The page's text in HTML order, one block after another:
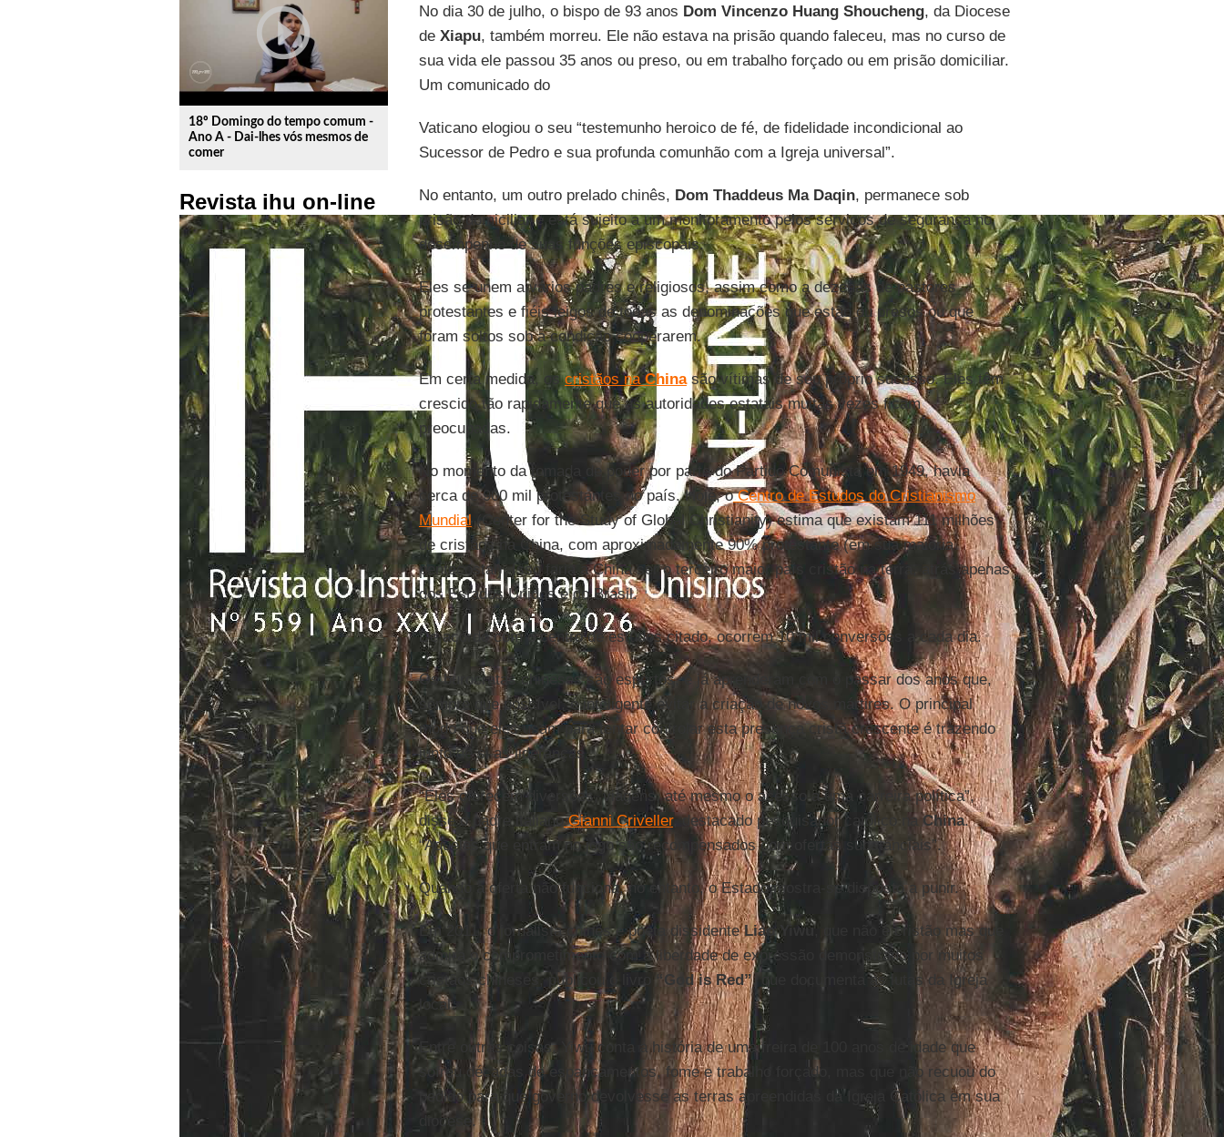
play_circle_outline
18º Domingo do tempo comum -
Ano A - Dai-lhes vós mesmos de
comer
Revista ihu on-line
No dia 30 de julho, o bispo de 93 anos Dom Vincenzo Huang Shoucheng, da Diocese
de Xiapu, também morreu. Ele não estava na prisão quando faleceu, mas no curso de
sua vida ele passou 35 anos ou preso, ou em trabalho forçado ou em prisão domiciliar.
Um comunicado do
Vaticano elogiou o seu “testemunho heroico de fé, de fidelidade incondicional ao
Sucessor de Pedro e sua profunda comunhão com a Igreja universal”.
No entanto, um outro prelado chinês, Dom Thaddeus Ma Daqin, permanece sob
prisão domiciliar e está sujeito a um monitoramento pelos serviços de segurança no
desempenho de suas funções episcopais.
Eles se unem a vários padres e religiosos, assim como a dezenas de pastores
protestantes e fiéis leigos de todas as denominações que estão ou presos ou que
foram soltos sob a condição cooperarem.
Em certa medida, oscristãos naChinasão vítimas de seu próprio sucesso. Eles têm
crescido tão rapidamente que as autoridades estatais muitas vezes ficam
preocupadas.
No momento da tomada de poder por parte do Partido Comunista em 1949, havia
cerca de 900 mil protestantes no país. Hoje, oCentro de Estudos do Cristianismo
Mundial (Center for the Study of Global Christianity) estima que existam 111 milhões
de cristãos na China, com aproximadamente 90% protestante (em sua maioria
pentecostal). Isso faria a China ser o terceiro maior país cristão na terra, atrás apenas
dos Estados Unidos e do Brasil.
De acordo com o centro de estudos citado, ocorrem 10 mil conversões a cada dia.
Os burocratas chineses são espertos, e já aprenderam com o passar dos anos que,
sempre que possível, é inteligente evitar a criação de novos mártires. O principal
modo que eles usam para tentar controlar esta presença cristã crescente é trazendo
junto de si as lideranças.
“Eles oferecem diversões, viagens, até mesmo o acesso a uma carreira política”,
disse o padre italianoGianni Criveller, destacado pesquisador católico na China.
“Aqueles que entram no jogo são recompensados com ofertas substanciais”.
Quando a oferta não funciona, no entanto, o Estado mostra-se disposto a punir.
Em 2011, o jornalista chinês e poeta dissidenteLiao Yiwu, que não é cristão mas que
admira o comprometimento com a liberdade de expressão demonstrado por muitos
cristãos chineses, publicou o livro
“God is Red”, que documenta as lutas da Igreja
local.
Entre outras coisas, Yiwu conta a história de uma freira de 100 anos de idade que
sofreu décadas de espancamentos, fome e trabalho forçado, mas que não recuou do
pedido para que governo devolvesse as terras apreendidas da Igreja Católica em sua
diocese.